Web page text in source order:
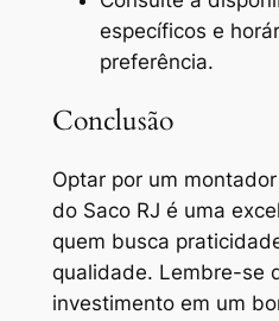
específicos e
preferência.
Conclusão
Optar por um
do Saco RJ é uma
quem busca
qualidade. Lembre-se
investimento em um